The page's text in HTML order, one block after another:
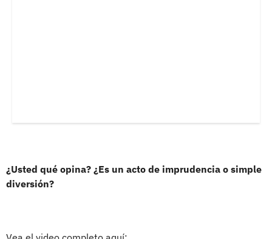
¿Usted qué opina? ¿Es un acto de imprudencia o simple
diversión?